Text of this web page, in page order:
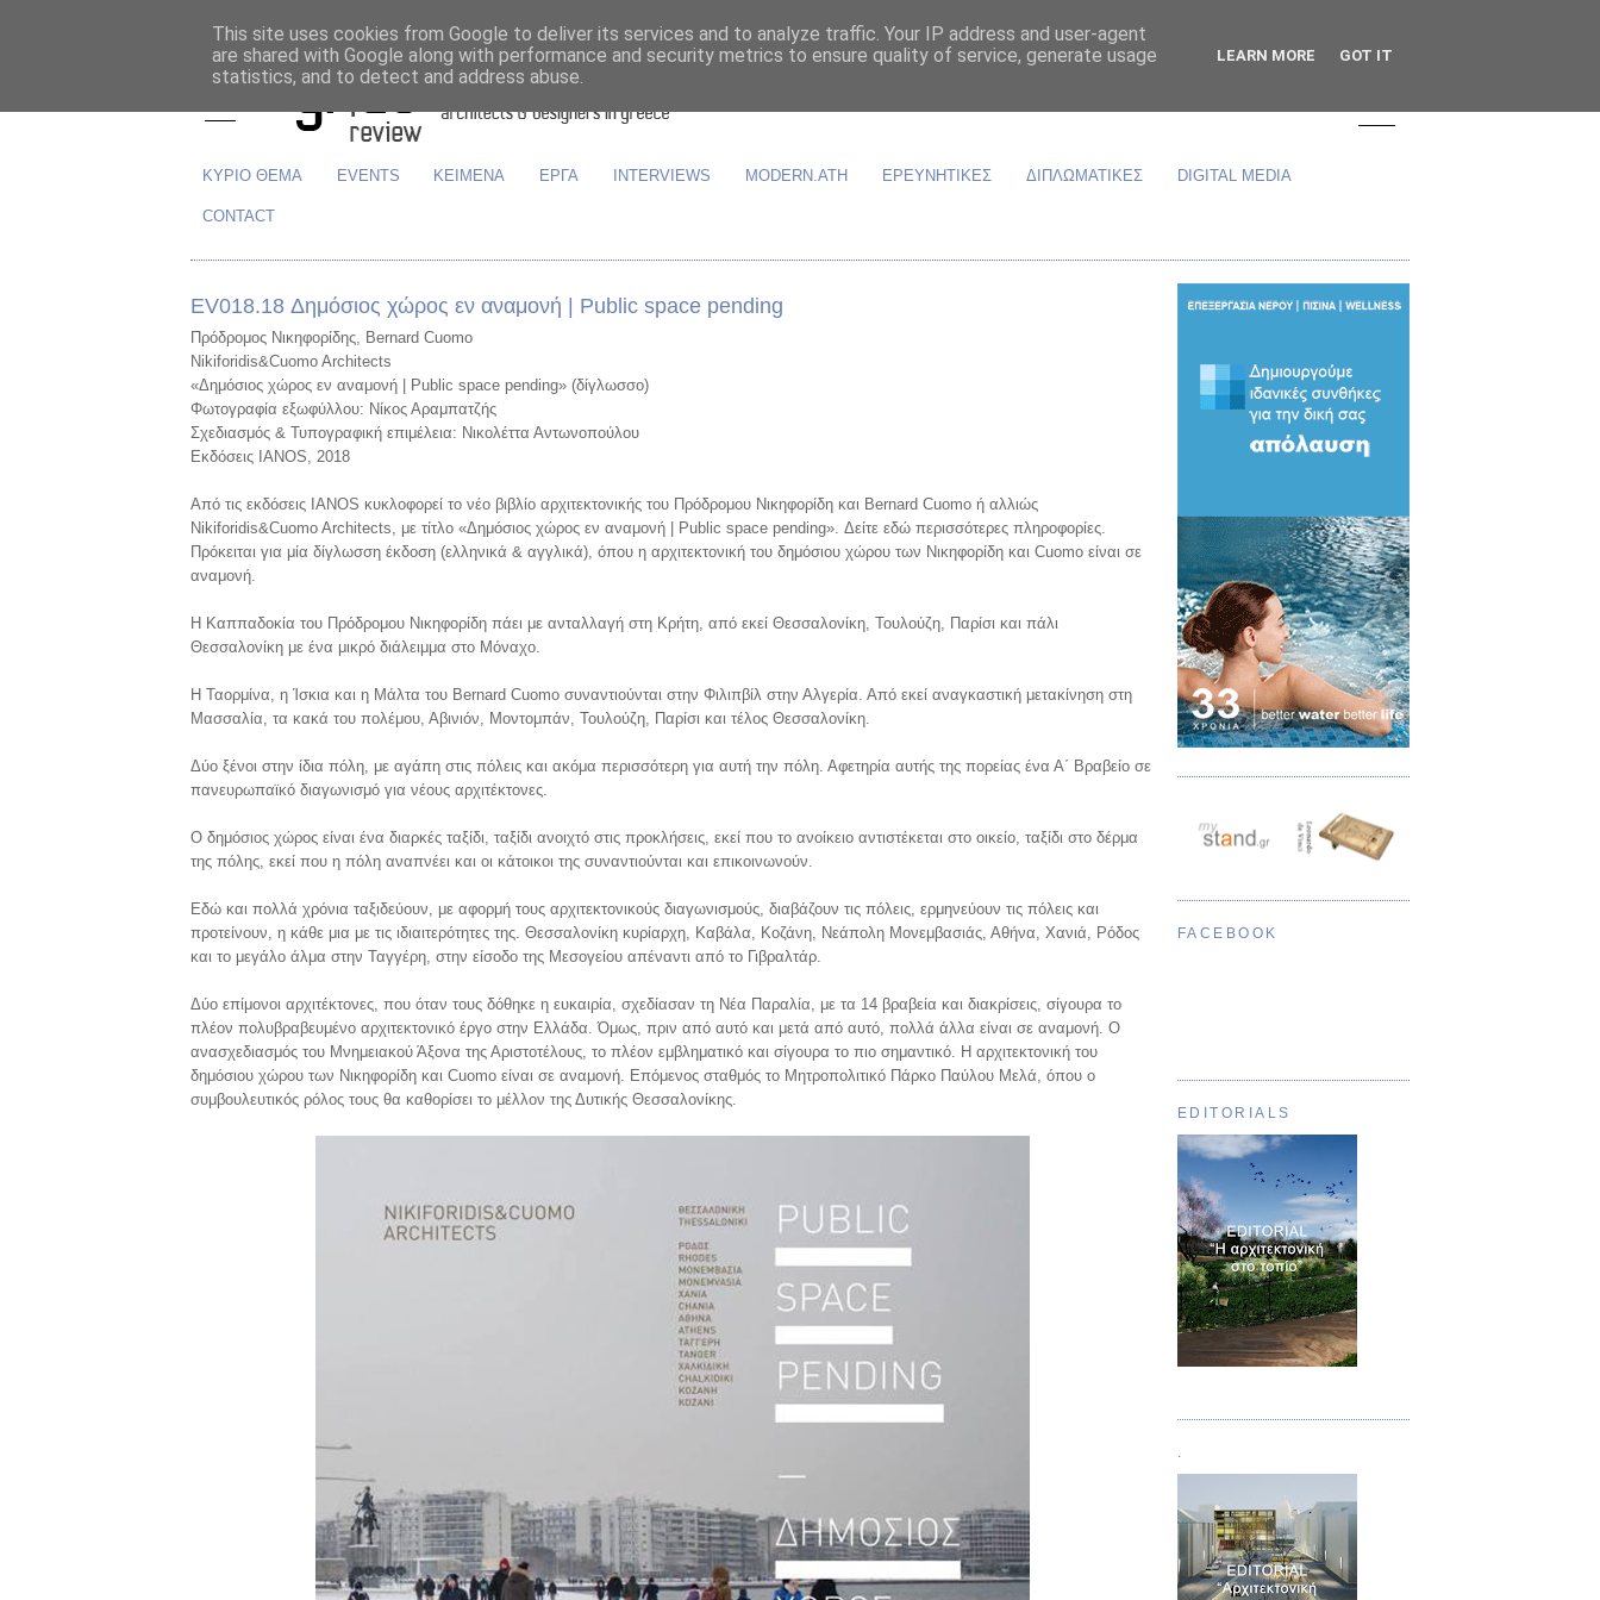
ΚΥΡΙΟ ΘΕΜΑ EVENTS ΚΕΙΜΕΝΑ ΕΡΓΑ INTERVIEWS MODERN.ATH ΕΡΕΥΝΗΤΙΚΕΣ ΔΙΠΛΩΜΑΤΙΚΕΣ DIGITAL MEDIA
CONTACT
EV018.18 Δημόσιος χώρος εν αναμονή | Public space pending
Πρόδρομος Νικηφορίδης, Bernard Cuomo
Nikiforidis&Cuomo Architects
«Δημόσιος χώρος εν αναμονή | Public space pending» (δίγλωσσο)
Φωτογραφία εξωφύλλου: Νίκος Αραμπατζής
Σχεδιασμός & Τυπογραφική επιμέλεια: Νικολέττα Αντωνοπούλου
Εκδόσεις IANOS, 2018
Από τις εκδόσεις IANOS κυκλοφορεί το νέο βιβλίο αρχιτεκτονικής του Πρόδρομου Νικηφορίδη και Bernard Cuomo ή αλλιώς
Nikiforidis&Cuomo Architects, με τίτλο «Δημόσιος χώρος εν αναμονή | Public space pending». Δείτε εδώ περισσότερες πληροφορίες.
Πρόκειται για μία δίγλωσση έκδοση (ελληνικά & αγγλικά), όπου η αρχιτεκτονική του δημόσιου χώρου των Νικηφορίδη και Cuomo είναι σε
αναμονή.
Η Καππαδοκία του Πρόδρομου Νικηφορίδη πάει με ανταλλαγή στη Κρήτη, από εκεί Θεσσαλονίκη, Τουλούζη, Παρίσι και πάλι
Θεσσαλονίκη με ένα μικρό διάλειμμα στο Μόναχο.
Η Ταορμίνα, η Ίσκια και η Μάλτα του Bernard Cuomo συναντιούνται στην Φιλιπβίλ στην Αλγερία. Από εκεί αναγκαστική μετακίνηση στη
Μασσαλία, τα κακά του πολέμου, Αβινιόν, Μοντομπάν, Τουλούζη, Παρίσι και τέλος Θεσσαλονίκη.
Δύο ξένοι στην ίδια πόλη, με αγάπη στις πόλεις και ακόμα περισσότερη για αυτή την πόλη. Αφετηρία αυτής της πορείας ένα Α΄ Βραβείο σε
πανευρωπαϊκό διαγωνισμό για νέους αρχιτέκτονες.
Ο δημόσιος χώρος είναι ένα διαρκές ταξίδι, ταξίδι ανοιχτό στις προκλήσεις, εκεί που το ανοίκειο αντιστέκεται στο οικείο, ταξίδι στο δέρμα
της πόλης, εκεί που η πόλη αναπνέει και οι κάτοικοι της συναντιούνται και επικοινωνούν.
Εδώ και πολλά χρόνια ταξιδεύουν, με αφορμή τους αρχιτεκτονικούς διαγωνισμούς, διαβάζουν τις πόλεις, ερμηνεύουν τις πόλεις και
προτείνουν, η κάθε μια με τις ιδιαιτερότητες της. Θεσσαλονίκη κυρίαρχη, Καβάλα, Κοζάνη, Νεάπολη Μονεμβασιάς, Αθήνα, Χανιά, Ρόδος
και το μεγάλο άλμα στην Ταγγέρη, στην είσοδο της Μεσογείου απέναντι από το Γιβραλτάρ.
Δύο επίμονοι αρχιτέκτονες, που όταν τους δόθηκε η ευκαιρία, σχεδίασαν τη Νέα Παραλία, με τα 14 βραβεία και διακρίσεις, σίγουρα το
πλέον πολυβραβευμένο αρχιτεκτονικό έργο στην Ελλάδα. Όμως, πριν από αυτό και μετά από αυτό, πολλά άλλα είναι σε αναμονή. Ο
ανασχεδιασμός του Μνημειακού Άξονα της Αριστοτέλους, το πλέον εμβληματικό και σίγουρα το πιο σημαντικό. Η αρχιτεκτονική του
δημόσιου χώρου των Νικηφορίδη και Cuomo είναι σε αναμονή. Επόμενος σταθμός το Μητροπολιτικό Πάρκο Παύλου Μελά, όπου ο
συμβουλευτικός ρόλος τους θα καθορίσει το μέλλον της Δυτικής Θεσσαλονίκης.
FACEBOOK
EDITORIALS
.
This site uses cookies from Google to deliver its services and to analyze traffic. Your IP address and user-agent
are shared with Google along with performance and security metrics to ensure quality of service, generate usage
statistics, and to detect and address abuse.
LEARN MORE GOT IT